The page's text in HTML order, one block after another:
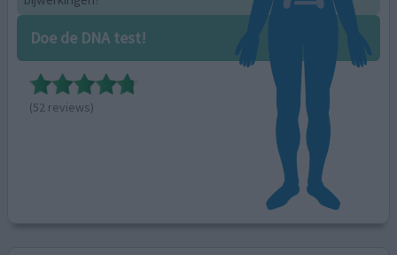
Doe de DNA test!
(52 reviews)